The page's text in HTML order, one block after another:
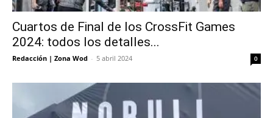
Cuartos de Final de los CrossFit Games
2024: todos los detalles...
Redacción | Zona Wod - 5 abril 2024 0